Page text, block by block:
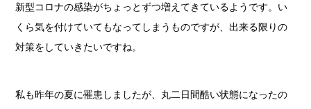
新型コロナの感染がちょっとずつ増えてきているようです。い
くら気を付けていてもなってしまうものですが、出来る限りの
対策をしていきたいですね。
私も昨年の夏に罹患しましたが、丸二日間酷い状態になったの